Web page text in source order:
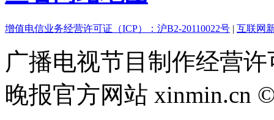
增值电信业务经营许可证（ICP）：沪B2-20110022号 | 互联网
广播电视节目制作经营
晚报官方网站 xinmin.cn